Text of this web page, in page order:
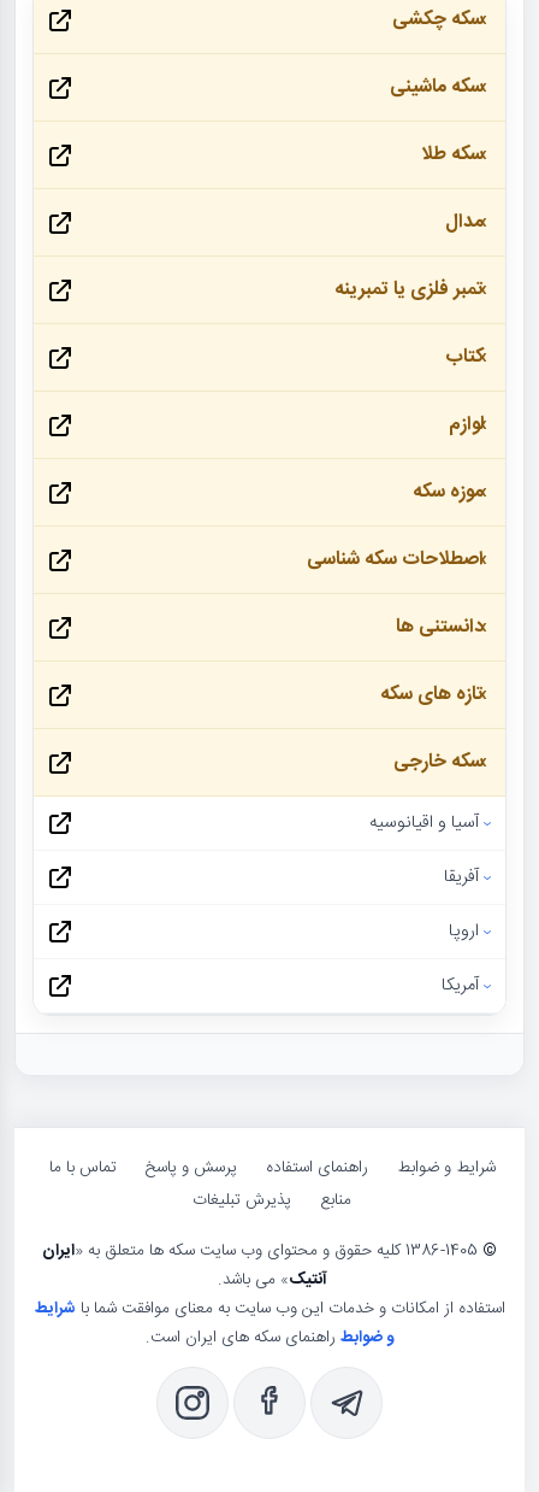
سکه چکشی
سکه ماشینی
سکه طلا
مدال
تمبر فلزی یا تمبرینه
کتاب
لوازم
موزه سکه
اصطلاحات سکه شناسی
دانستنی ها
تازه های سکه
سکه خارجی
آسیا و اقیانوسیه
آفریقا
اروپا
آمریکا
شرایط و ضوابط راهنمای استفاده پرسش و پاسخ
تماس با ما
منابع
پذیرش تبلیغات
©
ایران
آنتیک» می باشد.
استفاده از امکانات و خدمات این وب سایت به معنای موافقت شما با شرایط
و ضوابط راهنمای سکه های ایران است.